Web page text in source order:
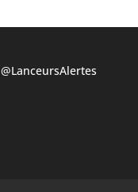
@LanceursAlertes